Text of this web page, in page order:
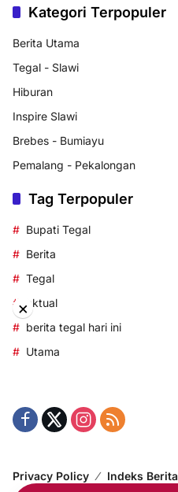
Kategori Terpopuler
Berita Utama
Tegal - Slawi
Hiburan
Inspire Slawi
Brebes - Bumiayu
Pemalang - Pekalongan
Tag Terpopuler
Bupati Tegal
Berita
Tegal
aktual
berita tegal hari ini
Utama
Privacy Policy Indeks Berita
×